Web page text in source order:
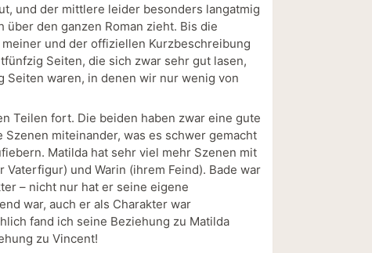
und der mittlere leider besonders langatmig
den ganzen Roman zieht. Bis die
und der offiziellen Kurzbeschreibung
Seiten, die sich zwar sehr gut lasen,
waren, in denen wir nur wenig von
Teilen fort. Die beiden haben zwar eine gute
miteinander, was es schwer gemacht
Matilda hat sehr viel mehr Szenen mit
und Warin (ihrem Feind). Bade war
– nicht nur hat er seine eigene
war, auch er als Charakter war
fand ich seine Beziehung zu Matilda
zu Vincent!